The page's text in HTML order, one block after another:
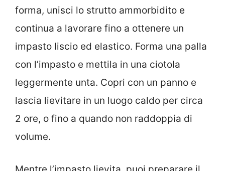
forma, unisci lo strutto ammorbidito e
continua a lavorare fino a ottenere un
impasto liscio ed elastico. Forma una palla
con l’impasto e mettila in una ciotola
leggermente unta. Copri con un panno e
lascia lievitare in un luogo caldo per circa
2 ore, o fino a quando non raddoppia di
volume.